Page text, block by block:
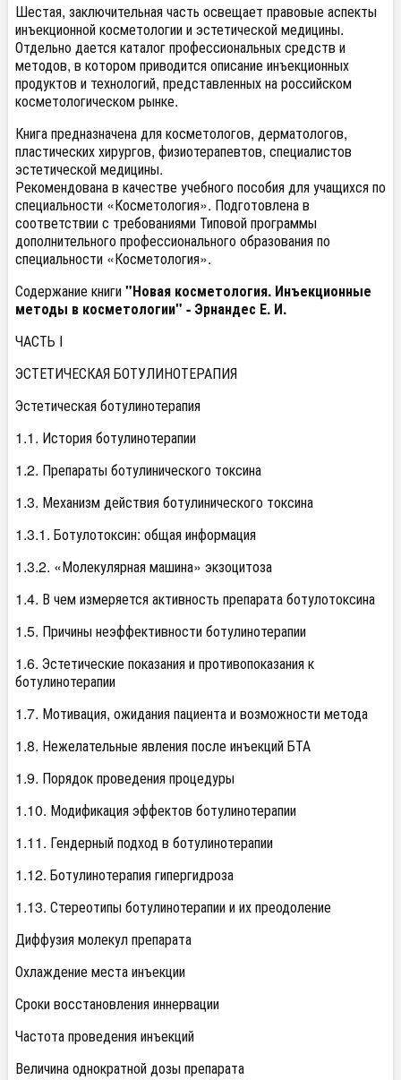
Шестая, заключительная часть освещает правовые аспекты
инъекционной косметологии и эстетической медицины.
Отдельно дается каталог профессиональных средств и
методов, в котором приводится описание инъекционных
продуктов и технологий, представленных на российском
косметологическом рынке.
Книга предназначена для косметологов, дерматологов,
пластических хирургов, физиотерапевтов, специалистов
эстетической медицины.
Рекомендована в качестве учебного пособия для учащихся по
специальности «Косметология». Подготовлена в
соответствии с требованиями Типовой программы
дополнительного профессионального образования по
специальности «Косметология».
Содержание книги"Новая косметология. Инъекционные
методы в косметологии" - Эрнандес Е. И.
ЧАСТЬ I
ЭСТЕТИЧЕСКАЯ БОТУЛИНОТЕРАПИЯ
Эстетическая ботулинотерапия
1.1. История ботулинотерапии
1.2. Препараты ботулинического токсина
1.3. Механизм действия ботулинического токсина
1.3.1. Ботулотоксин: общая информация
1.3.2. «Молекулярная машина» экзоцитоза
1.4. В чем измеряется активность препарата ботулотоксина
1.5. Причины неэффективности ботулинотерапии
1.6. Эстетические показания и противопоказания к
ботулинотерапии
1.7. Мотивация, ожидания пациента и возможности метода
1.8. Нежелательные явления после инъекций БТА
1.9. Порядок проведения процедуры
1.10. Модификация эффектов ботулинотерапии
1.11. Гендерный подход в ботулинотерапии
1.12. Ботулинотерапия гипергидроза
1.13. Стереотипы ботулинотерапии и их преодоление
Диффузия молекул препарата
Охлаждение места инъекции
Сроки восстановления иннервации
Частота проведения инъекций
Величина однократной дозы препарата